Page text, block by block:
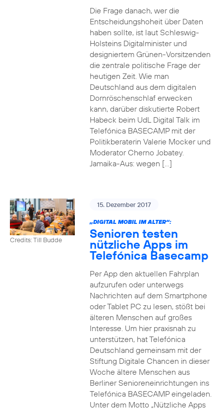
Die Frage danach, wer die
Entscheidungshoheit über Daten
haben sollte, ist laut Schleswig-
Holsteins Digitalminister und
designiertem Grünen-Vorsitzenden
die zentrale politische Frage der
heutigen Zeit. Wie man
Deutschland aus dem digitalen
Dornröschenschlaf erwecken
kann, darüber diskutierte Robert
Habeck beim UdL Digital Talk im
Telefónica BASECAMP mit der
Politikberaterin Valerie Mocker und
Moderator Cherno Jobatey.
Jamaika-Aus: wegen […]
Credits: Till Budde
15. Dezember 2017
„DIGITAL MOBIL IM ALTER“:
Senioren testen
nützliche Apps im
Telefónica Basecamp
Per App den aktuellen Fahrplan
aufzurufen oder unterwegs
Nachrichten auf dem Smartphone
oder Tablet PC zu lesen, stößt bei
älteren Menschen auf großes
Interesse. Um hier praxisnah zu
unterstützen, hat Telefónica
Deutschland gemeinsam mit der
Stiftung Digitale Chancen in dieser
Woche ältere Menschen aus
Berliner Senioreneinrichtungen ins
Telefónica BASECAMP eingeladen.
Unter dem Motto „Nützliche Apps